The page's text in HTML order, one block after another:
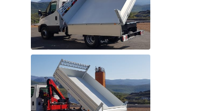
Bočno kipanje